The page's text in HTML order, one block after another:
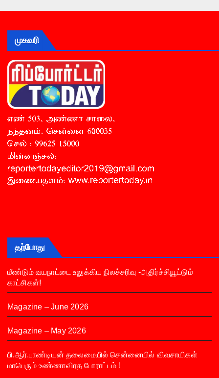
முகவரி
தற்போது
மீண்டும் வயநாட்டை உலுக்கிய நிலச்சரிவு -அதிர்ச்சியூட்டும்
காட்சிகள்!
Magazine – June 2026
Magazine – May 2026
பி.ஆர்.பாண்டியன் தலைமையில் சென்னையில் விவசாயிகள்
மாபெரும் உண்ணாவிரத போராட்டம் !